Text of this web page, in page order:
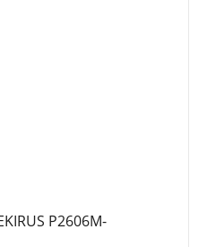
P2606M-